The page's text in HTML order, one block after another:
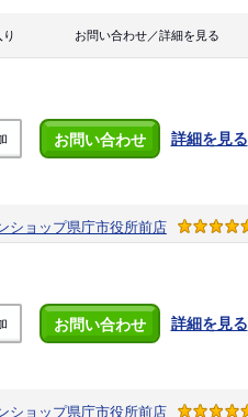
お問い合わせ／詳細を見る
お問い合わせ 詳細を見る
ショップ県庁市役所前店
お問い合わせ 詳細を見る
ショップ県庁市役所前店